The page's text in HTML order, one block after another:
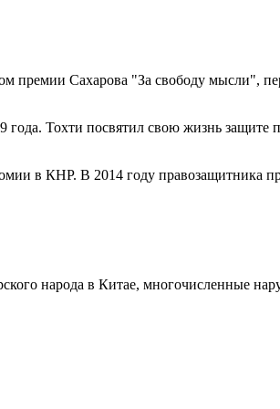
премии Сахарова "За свободу мысли",
Тохти посвятил свою жизнь защите
в КНР. В 2014 году правозащитника
народа в Китае, многочисленные